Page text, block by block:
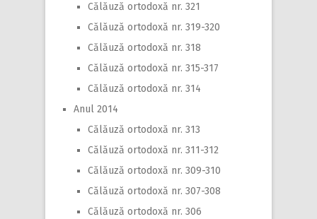
Călăuză ortodoxă nr. 321
Călăuză ortodoxă nr. 319-320
Călăuză ortodoxă nr. 318
Călăuză ortodoxă nr. 315-317
Călăuză ortodoxă nr. 314
Anul 2014
Călăuză ortodoxă nr. 313
Călăuză ortodoxă nr. 311-312
Călăuză ortodoxă nr. 309-310
Călăuză ortodoxă nr. 307-308
Călăuză ortodoxă nr. 306